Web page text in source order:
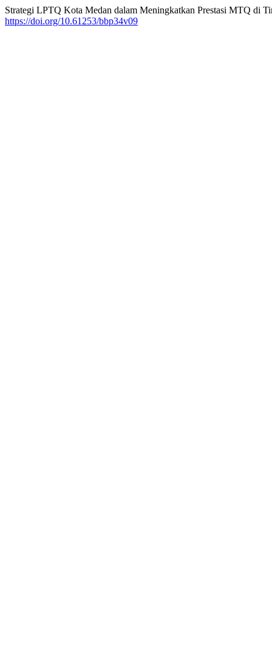
Strategi LPTQ Kota Medan dalam Meningkatkan Prestasi MTQ di
https://doi.org/10.61253/bbp34v09